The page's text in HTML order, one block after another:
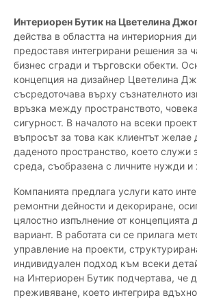
Интериорен Бутик на Цветелина
действа в областта на интериорния
предоставя интегрирани решения за
бизнес сгради и търговски обекти.
концепция на дизайнер Цветелина
съсредоточава върху съзнателното
връзка между пространството,
сигурност. В началото на всеки
въпросът за това как клиентът желае
даденото пространство, което служи
среда, съобразена с личните нужди и
Компанията предлага услуги като
ремонтни дейности и декориране,
цялостно изпълнение от концепцията
вариант. В работата си се прилага
управление на проекти,
индивидуален подход към всеки
на Интериорен Бутик подчертава, че
преживяване, което интегрира